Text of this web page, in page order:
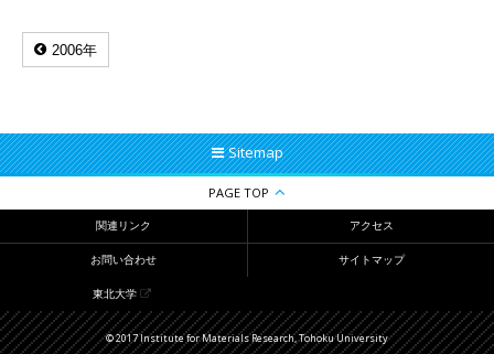
2006年
Sitemap
PAGE TOP
関連リンク アクセス
お問い合わせ サイトマップ
東北大学
© 2017 Institute for Materials Research, Tohoku University